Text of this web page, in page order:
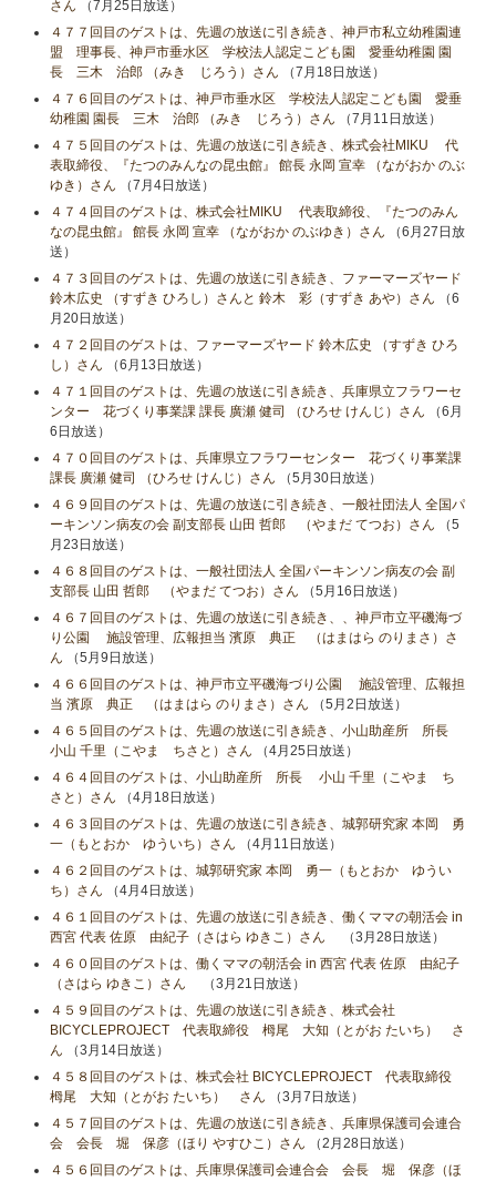
さん （7月25日放送）
４７７回目のゲストは、先週の放送に引き続き、神戸市私立幼稚園連
盟 理事長、神戸市垂水区 学校法人認定こども園 愛垂幼稚園 園
長 三木 治郎 （みき じろう）さん （7月18日放送）
４７６回目のゲストは、神戸市垂水区 学校法人認定こども園 愛垂
幼稚園 園長 三木 治郎 （みき じろう）さん （7月11日放送）
４７５回目のゲストは、先週の放送に引き続き、株式会社MIKU 代
表取締役、『たつのみんなの昆虫館』 館長 永岡 宣幸 （ながおか のぶ
ゆき）さん （7月4日放送）
４７４回目のゲストは、株式会社MIKU 代表取締役、『たつのみん
なの昆虫館』 館長 永岡 宣幸 （ながおか のぶゆき）さん （6月27日放
送）
４７３回目のゲストは、先週の放送に引き続き、ファーマーズヤード
鈴木広史 （すずき ひろし）さんと 鈴木 彩（すずき あや）さん （6
月20日放送）
４７２回目のゲストは、ファーマーズヤード 鈴木広史 （すずき ひろ
し）さん （6月13日放送）
４７１回目のゲストは、先週の放送に引き続き、兵庫県立フラワーセ
ンター 花づくり事業課 課長 廣瀬 健司 （ひろせ けんじ）さん （6月
6日放送）
４７０回目のゲストは、兵庫県立フラワーセンター 花づくり事業課
課長 廣瀬 健司 （ひろせ けんじ）さん （5月30日放送）
４６９回目のゲストは、先週の放送に引き続き、一般社団法人 全国パ
ーキンソン病友の会 副支部長 山田 哲郎 （やまだ てつお）さん （5
月23日放送）
４６８回目のゲストは、一般社団法人 全国パーキンソン病友の会 副
支部長 山田 哲郎 （やまだ てつお）さん （5月16日放送）
４６７回目のゲストは、先週の放送に引き続き、、神戸市立平磯海づ
り公園 施設管理、広報担当 濱原 典正 （はまはら のりまさ）さ
ん （5月9日放送）
４６６回目のゲストは、神戸市立平磯海づり公園 施設管理、広報担
当 濱原 典正 （はまはら のりまさ）さん （5月2日放送）
４６５回目のゲストは、先週の放送に引き続き、小山助産所 所長
小山​ 千里（こやま ちさと）さん （4月25日放送）
４６４回目のゲストは、小山助産所 所長 小山​ 千里（こやま ち
さと）さん （4月18日放送）
４６３回目のゲストは、先週の放送に引き続き、城郭研究家 本岡 勇
一（もとおか ゆういち）さん （4月11日放送）
４６２回目のゲストは、城郭研究家 本岡 勇一（もとおか ゆうい
ち）さん （4月4日放送）
４６１回目のゲストは、先週の放送に引き続き、働くママの朝活会 in
西宮 代表 佐原 由紀子（さはら ゆきこ）さん
（3月28日放送）
４６０回目のゲストは、働くママの朝活会 in 西宮 代表 佐原 由紀子
（さはら ゆきこ）さん
（3月21日放送）
４５９回目のゲストは、先週の放送に引き続き、株式会社
BICYCLEPROJECT 代表取締役 栂尾 大知（とがお たいち） さ
ん （3月14日放送）
４５８回目のゲストは、株式会社 BICYCLEPROJECT 代表取締役
栂尾 大知（とがお たいち） さん （3月7日放送）
４５７回目のゲストは、先週の放送に引き続き、兵庫県保護司会連合
会 会長 堀 保彦（ほり やすひこ）さん （2月28日放送）
４５６回目のゲストは、兵庫県保護司会連合会 会長 堀 保彦（ほ